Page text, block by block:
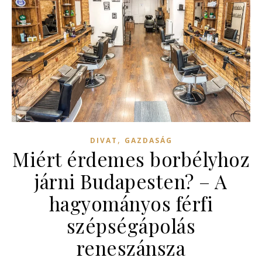
DIVAT , GAZDASÁG
Miért érdemes borbélyhoz
járni Budapesten? – A
hagyományos férfi
szépségápolás
reneszánsza